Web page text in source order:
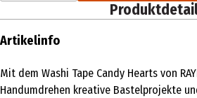
Artikelinfo
Mit dem Washi Tape Candy Hearts von
Handumdrehen kreative Bastelprojekte